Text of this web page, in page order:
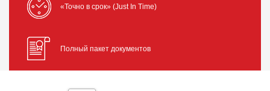
«Точно в срок» (Just In Time)
Полный пакет документов